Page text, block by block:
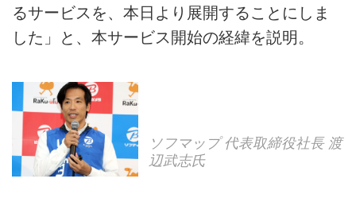
るサービスを、本日より展開することにしま
した」と、本サービス開始の経緯を説明。
ソフマップ 代表取締役社長 渡
辺武志氏